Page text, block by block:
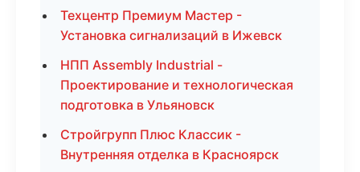
Техцентр Премиум Мастер -
Установка сигнализаций в Ижевск
НПП Assembly Industrial -
Проектирование и технологическая
подготовка в Ульяновск
Стройгрупп Плюс Классик -
Внутренняя отделка в Красноярск